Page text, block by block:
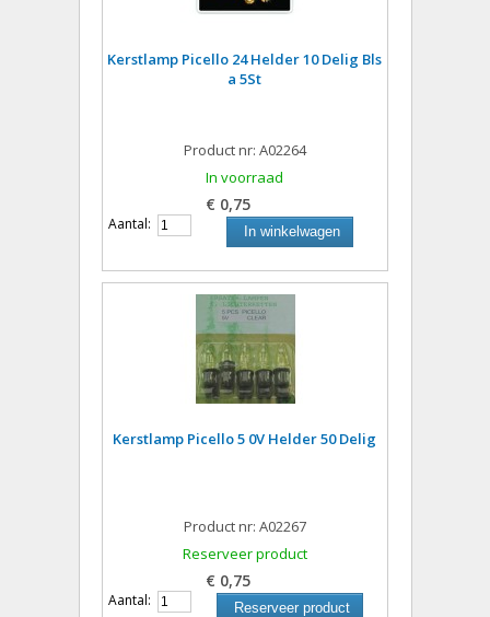
Kerstlamp Picello 24 Helder 10 Delig Bls
a 5St
Product nr: A02264
In voorraad
€ 0,75
Aantal: In winkelwagen
Kerstlamp Picello 5 0V Helder 50 Delig
Product nr: A02267
Reserveer product
€ 0,75
Aantal: Reserveer product